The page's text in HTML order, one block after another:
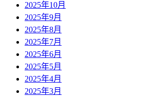
2025年10月
2025年9月
2025年8月
2025年7月
2025年6月
2025年5月
2025年4月
2025年3月